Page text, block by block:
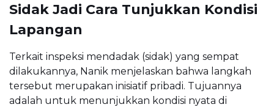
Sidak Jadi Cara Tunjukkan Kondisi
Lapangan
Terkait inspeksi mendadak (sidak) yang sempat
dilakukannya, Nanik menjelaskan bahwa langkah
tersebut merupakan inisiatif pribadi. Tujuannya
adalah untuk menunjukkan kondisi nyata di